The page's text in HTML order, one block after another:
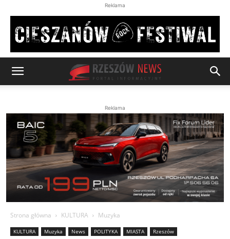
Reklama
Reklama
Strona główna KULTURA Muzyka
KULTURA Muzyka News POLITYKA MIASTA Rzeszów